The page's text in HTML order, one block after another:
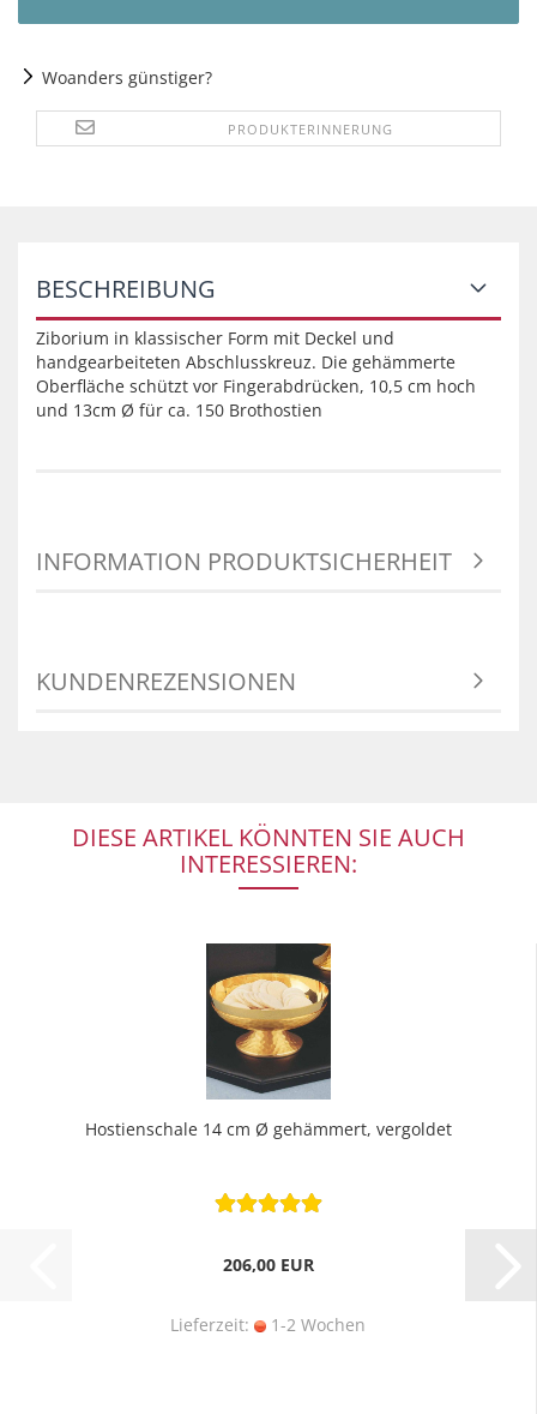
Woanders günstiger?
PRODUKTERINNERUNG
BESCHREIBUNG
Ziborium in klassischer Form mit Deckel und
handgearbeiteten Abschlusskreuz. Die gehämmerte
Oberfläche schützt vor Fingerabdrücken, 10,5 cm hoch
und 13cm Ø für ca. 150 Brothostien
INFORMATION PRODUKTSICHERHEIT
KUNDENREZENSIONEN
DIESE ARTIKEL KÖNNTEN SIE AUCH
INTERESSIEREN:
Hostienschale 14 cm Ø gehämmert, vergoldet
206,00 EUR
Lieferzeit: 1-2 Wochen